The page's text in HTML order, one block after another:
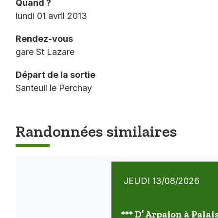
Quand ?
lundi 01 avril 2013
Rendez-vous
gare St Lazare
Départ de la sortie
Santeuil le Perchay
Randonnées similaires
JEUDI 13/08/2026
*** D’ Arpajon à